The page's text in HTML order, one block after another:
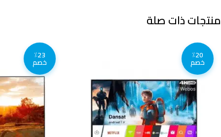
منتجات ذات صلة
٪20
خصم
٪23
خصم